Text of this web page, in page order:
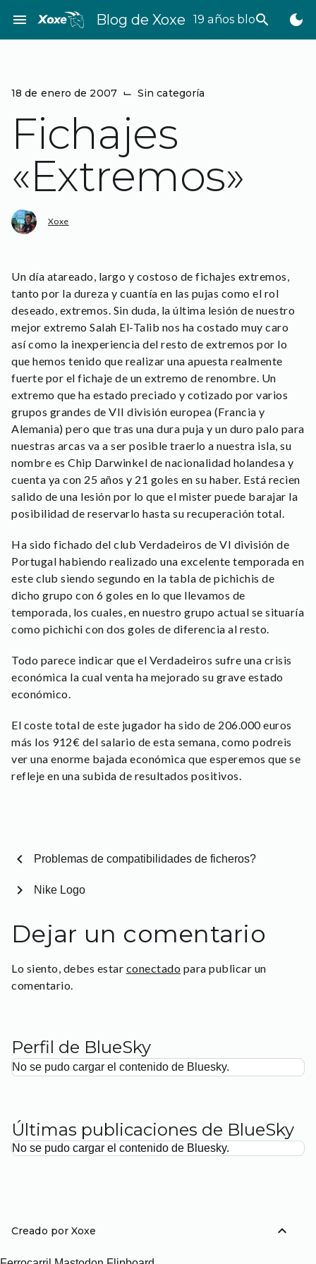
contenido
menu Blog de Xoxe 19 años bloggeando
search dark_mode
18 de enero de 2007 ⌙ Sin categoría
Fichajes
«Extremos»
Xoxe
Un día atareado, largo y costoso de fichajes extremos,
tanto por la dureza y cuantía en las pujas como el rol
deseado, extremos. Sin duda, la última lesión de nuestro
mejor extremo Salah El-Talib nos ha costado muy caro
así como la inexperiencia del resto de extremos por lo
que hemos tenido que realizar una apuesta realmente
fuerte por el fichaje de un extremo de renombre. Un
extremo que ha estado preciado y cotizado por varios
grupos grandes de VII división europea (Francia y
Alemania) pero que tras una dura puja y un duro palo para
nuestras arcas va a ser posible traerlo a nuestra isla, su
nombre es Chip Darwinkel de nacionalidad holandesa y
cuenta ya con 25 años y 21 goles en su haber. Está recien
salido de una lesión por lo que el mister puede barajar la
posibilidad de reservarlo hasta su recuperación total.
Ha sido fichado del club Verdadeiros de VI división de
Portugal habiendo realizado una excelente temporada en
este club siendo segundo en la tabla de pichichis de
dicho grupo con 6 goles en lo que llevamos de
temporada, los cuales, en nuestro grupo actual se situaría
como pichichi con dos goles de diferencia al resto.
Todo parece indicar que el Verdadeiros sufre una crisis
económica la cual venta ha mejorado su grave estado
económico.
El coste total de este jugador ha sido de 206.000 euros
más los 912€ del salario de esta semana, como podreis
ver una enorme bajada económica que esperemos que se
refleje en una subida de resultados positivos.
chevron_left Problemas de compatibilidades de ficheros?
Nike Logo
chevron_right
Dejar un comentario
Lo siento, debes estar conectado para publicar un
comentario.
Perfil de BlueSky
No se pudo cargar el contenido de Bluesky.
Últimas publicaciones de BlueSky
No se pudo cargar el contenido de Bluesky.
Creado por Xoxe expand_less